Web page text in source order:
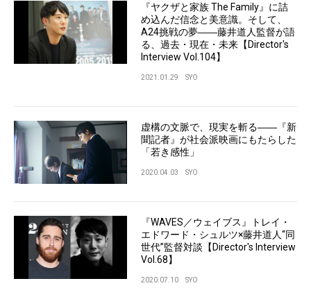
『ヤクザと家族 The Family』に詰
め込んだ信念と美意識。そして、
A24挑戦の夢――藤井道人監督が語
る、過去・現在・未来【Director's
Interview Vol.104】
2021.01.29 SYO
虚構の文脈で、現実を斬る――『新
聞記者』が社会派映画にもたらした
「若き感性」
2020.04.03 SYO
『WAVES／ウェイブス』トレイ・
エドワード・シュルツ×藤井道人“同
世代”監督対談【Director's Interview
Vol.68】
2020.07.10 SYO